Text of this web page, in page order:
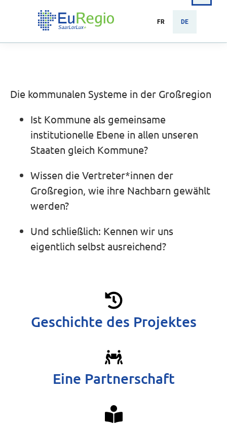
FR DE
Die kommunalen Systeme in der Großregion
Ist Kommune als gemeinsame
institutionelle Ebene in allen unseren
Staaten gleich Kommune?
Wissen die Vertreter*innen der
Großregion, wie ihre Nachbarn gewählt
werden?
Und schließlich: Kennen wir uns
eigentlich selbst ausreichend?
Geschichte des Projektes
Eine Partnerschaft